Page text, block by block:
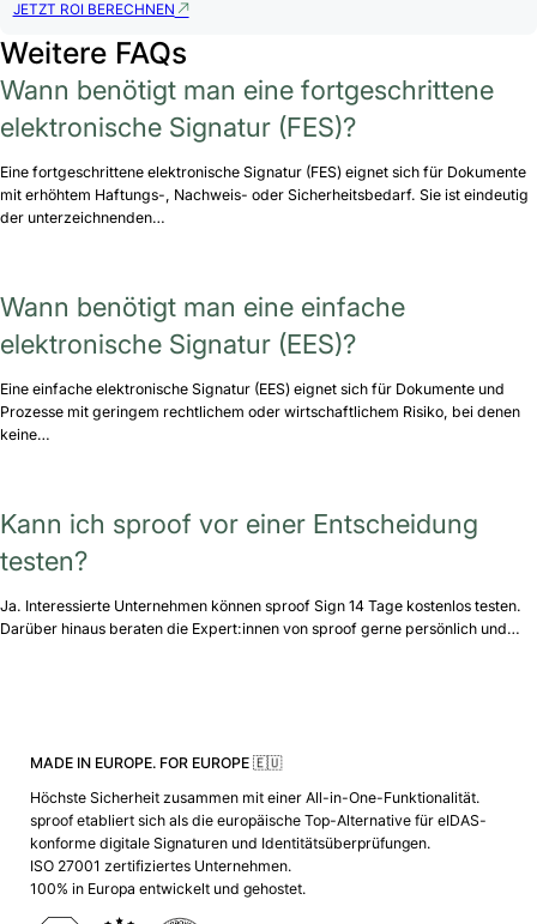
JETZT ROI BERECHNEN
Weitere FAQs
Wann benötigt man eine fortgeschrittene
elektronische Signatur (FES)?
Eine fortgeschrittene elektronische Signatur (FES) eignet sich für Dokumente
mit erhöhtem Haftungs-, Nachweis- oder Sicherheitsbedarf. Sie ist eindeutig
der unterzeichnenden…
Wann benötigt man eine einfache
elektronische Signatur (EES)?
Eine einfache elektronische Signatur (EES) eignet sich für Dokumente und
Prozesse mit geringem rechtlichem oder wirtschaftlichem Risiko, bei denen
keine…
Kann ich sproof vor einer Entscheidung
testen?
Ja. Interessierte Unternehmen können sproof Sign 14 Tage kostenlos testen.
Darüber hinaus beraten die Expert:innen von sproof gerne persönlich und…
MADE IN EUROPE. FOR EUROPE 🇪🇺
Höchste Sicherheit zusammen mit einer All-in-One-Funktionalität.
sproof etabliert sich als die europäische Top-Alternative für eIDAS-
konforme digitale Signaturen und Identitätsüberprüfungen.
ISO 27001 zertifiziertes Unternehmen.
100% in Europa entwickelt und gehostet.